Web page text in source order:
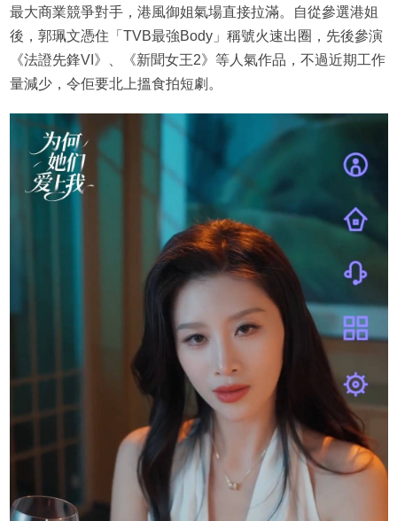
最大商業競爭對手，港風御姐氣場直接拉滿。自從參選港姐
後，郭珮文憑住「TVB最強Body」稱號火速出圈，先後參演
《法證先鋒VI》、《新聞女王2》等人氣作品，不過近期工作
量減少，令佢要北上搵食拍短劇。